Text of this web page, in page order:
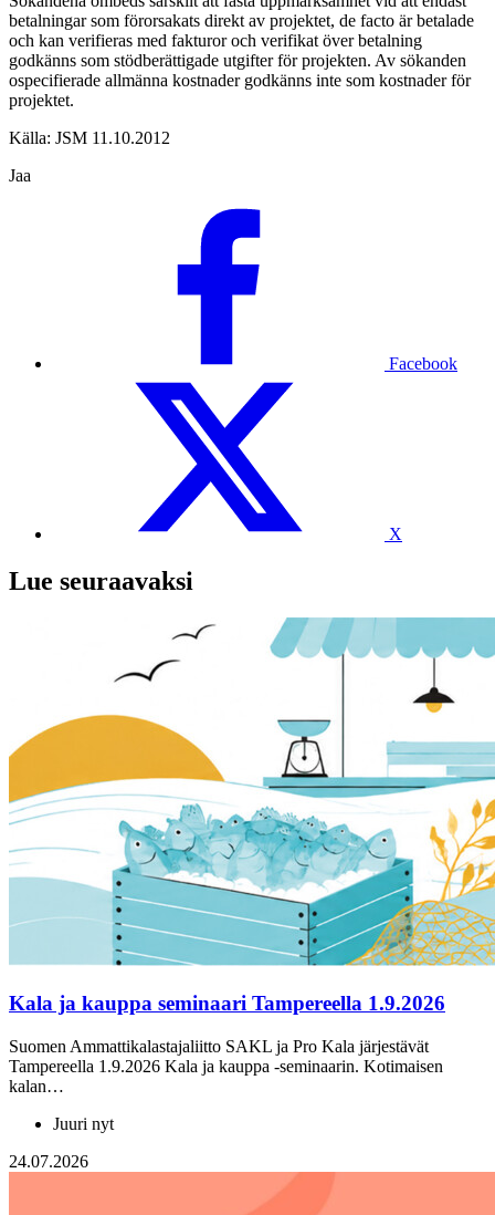
betalningar som förorsakats direkt av projektet, de facto är betalade
och kan verifieras med fakturor och verifikat över betalning
godkänns som stödberättigade utgifter för projekten. Av sökanden
ospecifierade allmänna kostnader godkänns inte som kostnader för
projektet.
Källa: JSM 11.10.2012
Jaa
Facebook
X
Lue seuraavaksi
Kala ja kauppa seminaari Tampereella 1.9.2026
Suomen Ammattikalastajaliitto SAKL ja Pro Kala järjestävät
Tampereella 1.9.2026 Kala ja kauppa -seminaarin. Kotimaisen
kalan…
Juuri nyt
24.07.2026